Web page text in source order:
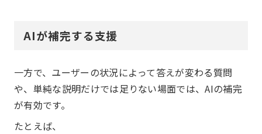
AIが補完する支援
一方で、ユーザーの状況によって答えが変わる質問
や、単純な説明だけでは足りない場面では、AIの補完
が有効です。
たとえば、